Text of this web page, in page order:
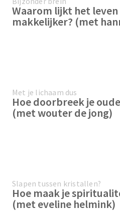
Waarom lijkt het
makkelijker? (met
Met je lichaam dus
Hoe doorbreek je
(met wouter de jong)
Slapen tussen kristallen?
Hoe maak je
(met eveline helmink)